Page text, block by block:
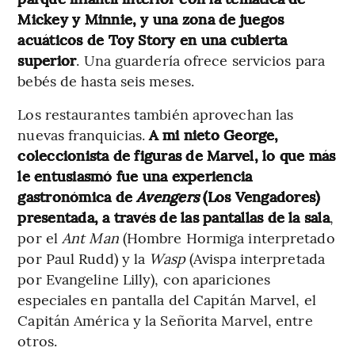
Mickey y Minnie, y una zona de juegos
acuáticos de Toy Story en una cubierta
superior. Una guardería ofrece servicios para
bebés de hasta seis meses.
Los restaurantes también aprovechan las
nuevas franquicias.A mi nieto George,
coleccionista de figuras de Marvel, lo que más
le entusiasmó fue una experiencia
gastronómica deAvengers(Los Vengadores)
presentada, a través de las pantallas de la sala,
por elAnt Man(Hombre Hormiga interpretado
por Paul Rudd) y la Wasp(Avispa interpretada
por Evangeline Lilly), con apariciones
especiales en pantalla del Capitán Marvel, el
Capitán América y la Señorita Marvel, entre
otros.